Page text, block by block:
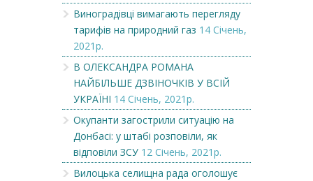
Виноградівці вимагають перегляду
тарифів на природний газ 14 Січень,
2021р.
В ОЛЕКСАНДРА РОМАНА
НАЙБІЛЬШЕ ДЗВІНОЧКІВ У ВСІЙ
УКРАЇНІ 14 Січень, 2021р.
Окупанти загострили ситуацію на
Донбасі: у штабі розповіли, як
відповіли ЗСУ 12 Січень, 2021р.
Вилоцька селищна рада оголошує